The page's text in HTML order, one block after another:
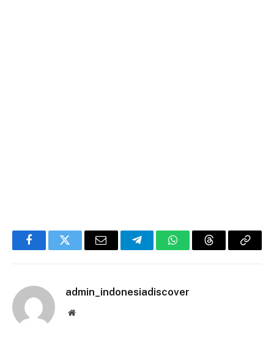
FacebookTwitter Email TelegramWhatsAppThreadsCopy
admin_indonesiadiscover
Website